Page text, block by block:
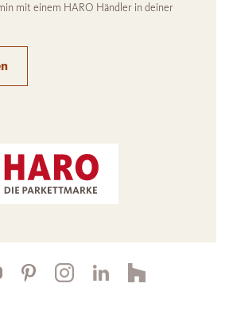
mit einem HARO Händler in deiner